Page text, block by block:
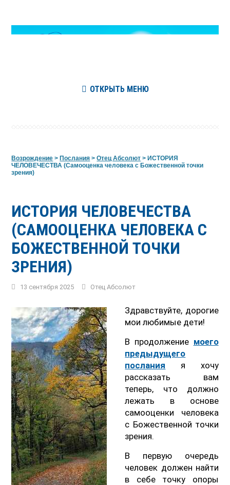
ОТКРЫТЬ МЕНЮ
Возрождение >Послания >Отец Абсолют >ИСТОРИЯ
ЧЕЛОВЕЧЕСТВА (Самооценка человека с Божественной точки
зрения)
ИСТОРИЯ ЧЕЛОВЕЧЕСТВА
(САМООЦЕНКА ЧЕЛОВЕКА С
БОЖЕСТВЕННОЙ ТОЧКИ
ЗРЕНИЯ)
13 сентября 2025 Отец Абсолют
Здравствуйте, дорогие
мои любимые дети!
В продолжение моего
предыдущего
послания я хочу
рассказать вам
теперь, что должно
лежать в основе
самооценки человека
с Божественной точки
зрения.
В первую очередь
человек должен найти
в себе точку опоры